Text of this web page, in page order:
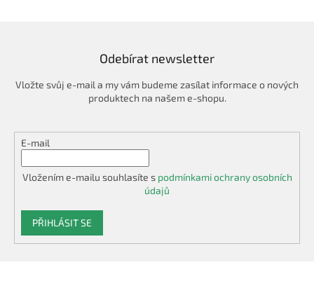
Odebírat newsletter
Vložte svůj e-mail a my vám budeme zasílat informace o nových
produktech na našem e-shopu.
E-mail
Vložením e-mailu souhlasíte s podmínkami ochrany osobních
údajů
PŘIHLÁSIT SE